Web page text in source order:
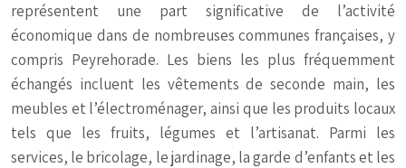
représentent une part significative de l’activité
économique dans de nombreuses communes françaises, y
compris Peyrehorade. Les biens les plus fréquemment
échangés incluent les vêtements de seconde main, les
meubles et l’électroménager, ainsi que les produits locaux
tels que les fruits, légumes et l’artisanat. Parmi les
services, le bricolage, le jardinage, la garde d’enfants et les